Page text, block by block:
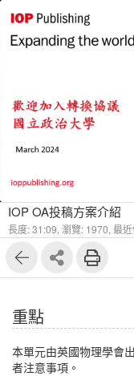
16
IOP OA投稿方案介紹
長度: 31:09, 瀏覽: 1970, 最
重點
本單元由英國物理學會
者注意事項。